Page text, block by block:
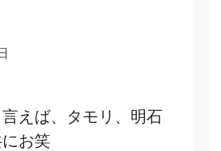
えば、タモリ、明石
お笑